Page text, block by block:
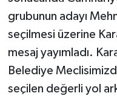
grubunun adayı
seçilmesi üzerine
mesaj yayımladı.
Belediye
seçilen değerli yol